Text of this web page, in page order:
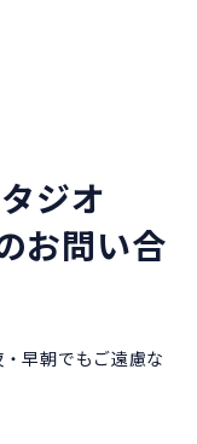
ジオ
お問い合
早朝でもご遠慮な